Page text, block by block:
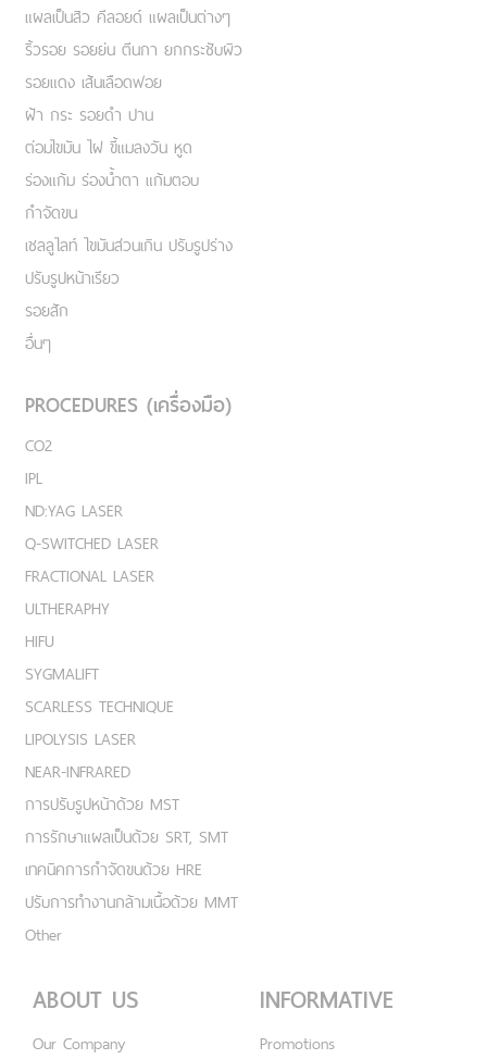
แผลเป็นสิว คีลอยด์ แผลเป็นต่างๆ
ริ้วรอย รอยย่น ตีนกา ยกกระชับผิว
รอยแดง เส้นเลือดฟอย
ฝ้า กระ รอยดำ ปาน
ต่อมไขมัน ไฝ ขี้แมลงวัน หูด
ร่องแก้ม ร่องน้ำตา แก้มตอบ
กำจัดขน
เชลลูไลท์ ไขมันส่วนเกิน ปรับรูปร่าง
ปรับรูปหน้าเรียว
รอยสัก
อื่นๆ
PROCEDURES (เครื่องมือ)
CO2
IPL
ND:YAG LASER
Q-SWITCHED LASER
FRACTIONAL LASER
ULTHERAPHY
HIFU
SYGMALIFT
SCARLESS TECHNIQUE
LIPOLYSIS LASER
NEAR-INFRARED
การปรับรูปหน้าด้วย MST
การรักษาแผลเป็นด้วย SRT, SMT
เทคนิคการกำจัดขนด้วย HRE
ปรับการทำงานกล้ามเนื้อด้วย MMT
Other
ABOUT US
Our Company
INFORMATIVE
Promotions